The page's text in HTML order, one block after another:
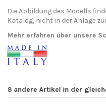
Die Abbildung des Modells
Katalog, nicht in der Anlage
Mehr erfahren über unsere
8 andere Artikel in der